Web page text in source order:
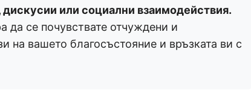
или социални взаимодействия.
да се почувствате отчуждени и
на вашето благосъстояние и връзката ви с